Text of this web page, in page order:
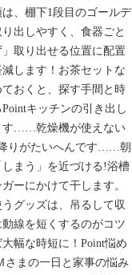
、棚下1段目のゴールデ
出しやすく、食器ごと
取り出せる位置に配置
します！お茶セットな
おくと、探す手間と時
キッチンの引き出し
す……乾燥機が使えない
りがたいへんです……朝
まう」を近づける!浴槽
ーにかけて干します。
グッズは、吊るして収
線を短くするのがコツ
幅な時短に！Point悩め
さまの一日と家事の悩み